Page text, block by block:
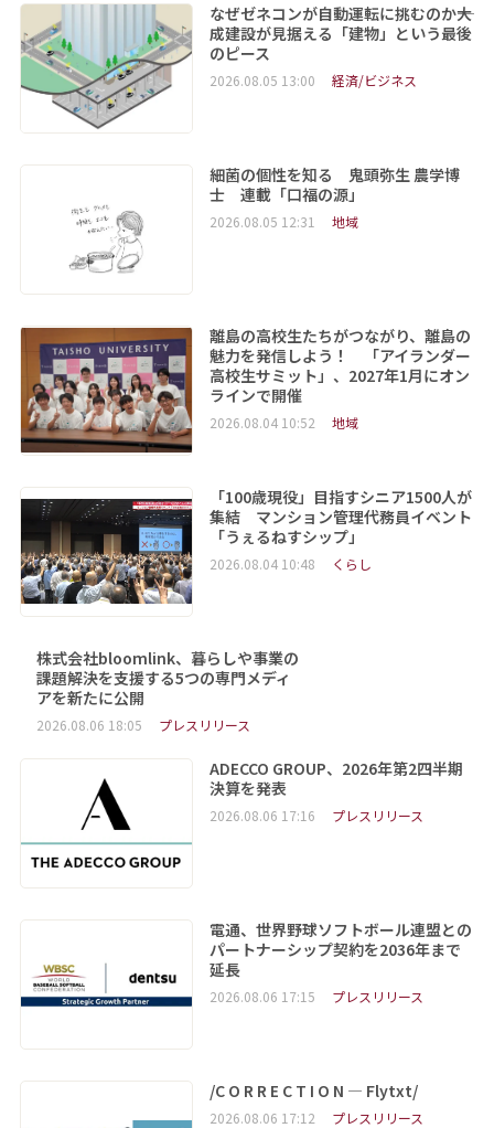
なぜゼネコンが自動運転に挑むのか――大
成建設が見据える「建物」という最後
のピース
2026.08.05 13:00 経済/ビジネス
細菌の個性を知る 鬼頭弥生 農学博
士 連載「口福の源」
2026.08.05 12:31 地域
離島の高校生たちがつながり、離島の
魅力を発信しよう！ 「アイランダー
高校生サミット」、2027年1月にオン
ラインで開催
2026.08.04 10:52 地域
「100歳現役」目指すシニア1500人が
集結 マンション管理代務員イベント
「うぇるねすシップ」
2026.08.04 10:48 くらし
株式会社bloomlink、暮らしや事業の
課題解決を支援する5つの専門メディ
アを新たに公開
2026.08.06 18:05 プレスリリース
ADECCO GROUP、2026年第2四半期
決算を発表
2026.08.06 17:16 プレスリリース
電通、世界野球ソフトボール連盟との
パートナーシップ契約を2036年まで
延長
2026.08.06 17:15 プレスリリース
/C O R R E C T I O N — Flytxt/
2026.08.06 17:12 プレスリリース